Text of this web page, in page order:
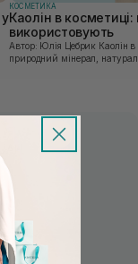
КОСМЕТИКА
Каолін в
використовують
Автор: Юлія Цебрик Каолін в косметології – це
природний мінерал,